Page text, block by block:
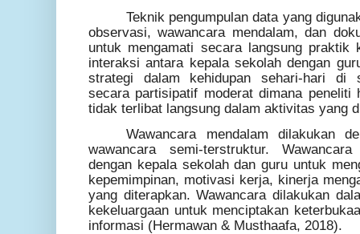
Teknik pengumpulan data yang
observasi, wawancara mendalam, dan
untuk mengamati secara langsung praktik
interaksi antara kepala sekolah dengan
strategi dalam kehidupan sehari-hari di
secara partisipatif moderat dimana
tidak terlibat langsung dalam aktivitas yang
Wawancara mendalam dilakukan
wawancara semi-terstruktur.
dengan kepala sekolah dan guru untuk
kepemimpinan, motivasi kerja, kinerja
yang diterapkan. Wawancara dilakukan
kekeluargaan untuk menciptakan
informasi (Hermawan & Musthaafa, 2018).